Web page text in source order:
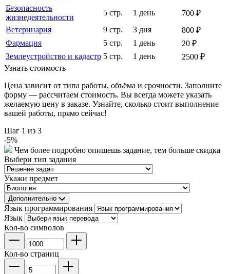
Безопасность
жизнедеятельности
5 стр. 1 день
700 ₽
Ветеринария
9 стр. 3 дня
800 ₽
Фармация
5 стр. 1 день
20 ₽
Землеустройство и кадастр 5 стр. 1 день
2500 ₽
Узнать стоимость
Цена зависит от типа работы, объёма и срочности. Заполните
форму — рассчитаем стоимость. Вы всегда можете указать
желаемую цену в заказе. Узнайте, сколько стоит выполнение
вашей работы, прямо сейчас!
Шаг 1 из 3
-5%
Чем более подробно опишешь задание, тем больше скидка
Выбери тип задания
Укажи предмет
Дополнительно
Язык программирования
Язык
Кол-во символов
Кол-во страниц